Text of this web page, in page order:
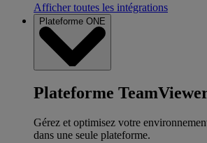
Afficher toutes les intégrations
Plateforme ONE
Plateforme
Gérez et optimisez votre
dans une seule plateforme.